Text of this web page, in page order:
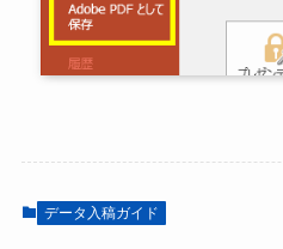
データ入稿ガイド